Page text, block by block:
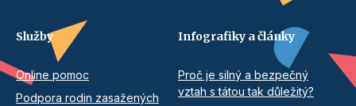
Služby
Online pomoc
Podpora rodin zasažených
Infografiky a články
Proč je silný a bezpečný
vztah s tátou tak důležitý?